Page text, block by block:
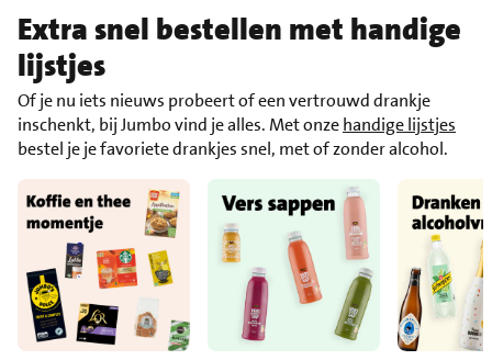
Extra snel bestellen met handige
lijstjes
Of je nu iets nieuws probeert of een vertrouwd drankje
inschenkt, bij Jumbo vind je alles. Met onzehandige lijstjes
bestel je je favoriete drankjes snel, met of zonder alcohol.